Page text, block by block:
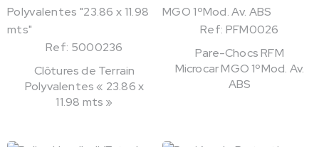
Ref: 5000236
Clôtures de Terrain
Polyvalentes « 23.86 x
11.98 mts »
Ref: PFM0026
Pare-Chocs RFM
Microcar MGO 1ºMod. Av.
ABS